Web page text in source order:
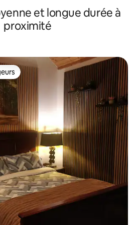
et longue durée à
proximité